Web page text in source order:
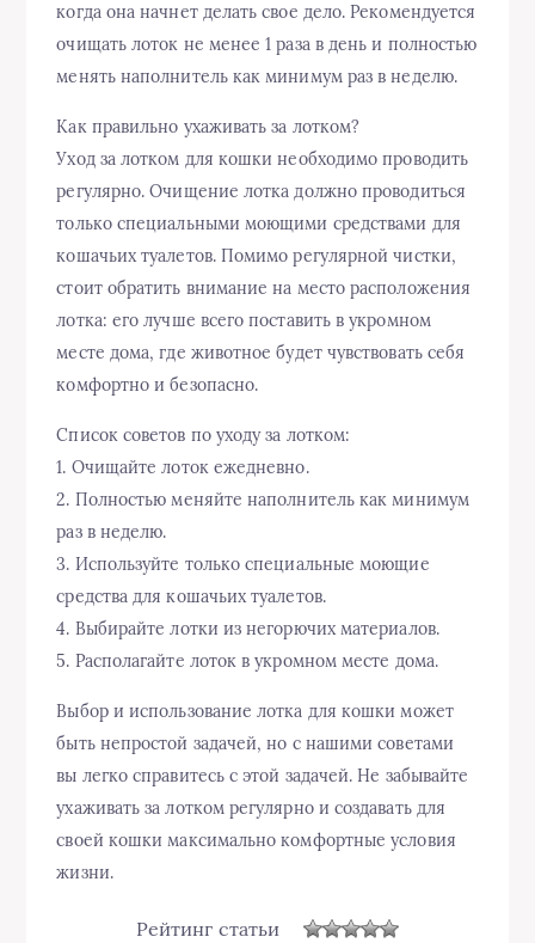
когда она начнет делать свое дело. Рекомендуется
очищать лоток не менее 1 раза в день и полностью
менять наполнитель как минимум раз в неделю.
Как правильно ухаживать за лотком?
Уход за лотком для кошки необходимо проводить
регулярно. Очищение лотка должно проводиться
только специальными моющими средствами для
кошачьих туалетов. Помимо регулярной чистки,
стоит обратить внимание на место расположения
лотка: его лучше всего поставить в укромном
месте дома, где животное будет чувствовать себя
комфортно и безопасно.
Список советов по уходу за лотком:
1. Очищайте лоток ежедневно.
2. Полностью меняйте наполнитель как минимум
раз в неделю.
3. Используйте только специальные моющие
средства для кошачьих туалетов.
4. Выбирайте лотки из негорючих материалов.
5. Располагайте лоток в укромном месте дома.
Выбор и использование лотка для кошки может
быть непростой задачей, но с нашими советами
вы легко справитесь с этой задачей. Не забывайте
ухаживать за лотком регулярно и создавать для
своей кошки максимально комфортные условия
жизни.
Рейтинг статьи